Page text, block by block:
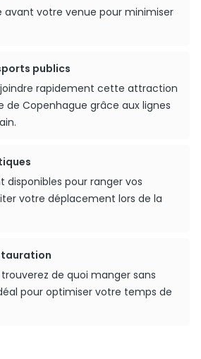
avant votre venue pour minimiser
publics
rapidement cette attraction
de Copenhague grâce aux lignes
disponibles pour ranger vos
votre déplacement lors de la
de quoi manger sans
pour optimiser votre temps de